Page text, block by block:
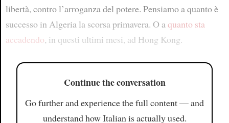
libertà, contro l’arroganza del potere. Pensiamo a quanto è
successo in Algeria la scorsa primavera. O aquanto sta
accadendo, in questi ultimi mesi, ad Hong Kong.
Continue the conversation
Go further and experience the full content — and
understand how Italian is actually used.